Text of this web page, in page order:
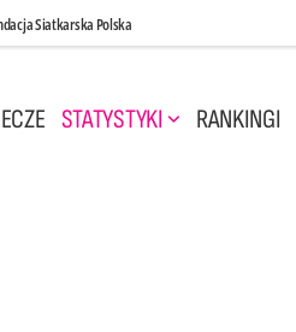
Siatkarska Polska
STATYSTYKI RANKINGI